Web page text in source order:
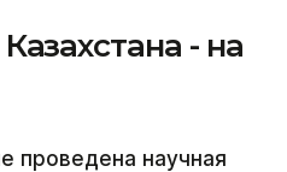
- на
проведена научная